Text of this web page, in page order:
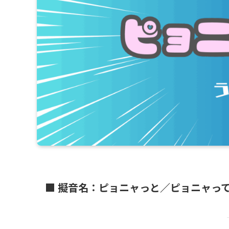
■ 擬音名：ピョニャっと／ピョニャっ